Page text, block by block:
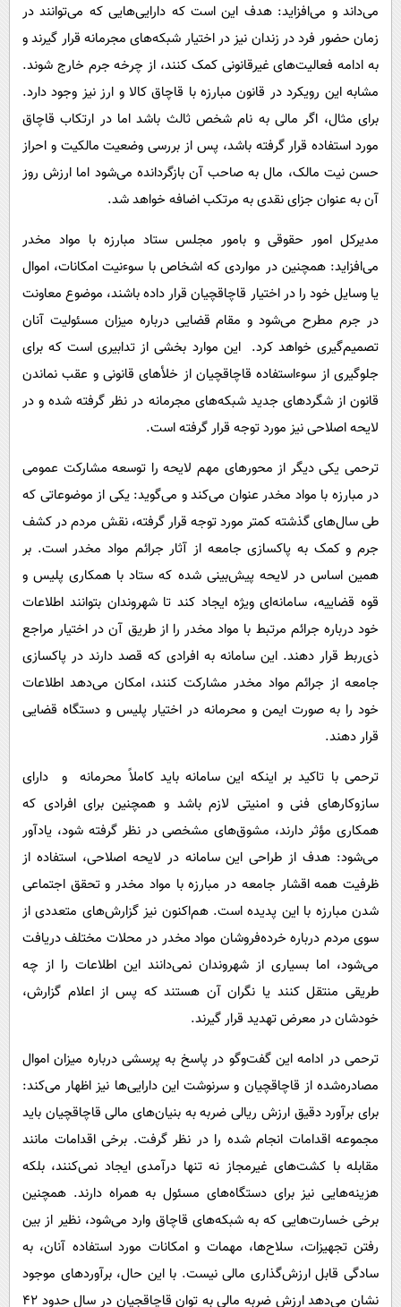
می‌داند و می‌افزاید: هدف این است که دارایی‌هایی که می‌توانند در
زمان حضور فرد در زندان نیز در اختیار شبکه‌های مجرمانه قرار گیرند و
به ادامه فعالیت‌های غیرقانونی کمک کنند، از چرخه جرم خارج شوند.
مشابه این رویکرد در قانون مبارزه با قاچاق کالا و ارز نیز وجود دارد.
برای مثال، اگر مالی به نام شخص ثالث باشد اما در ارتکاب قاچاق
مورد استفاده قرار گرفته باشد، پس از بررسی وضعیت مالکیت و احراز
حسن نیت مالک، مال به صاحب آن بازگردانده می‌شود اما ارزش روز
آن به عنوان جزای نقدی به مرتکب اضافه خواهد شد.
مدیرکل امور حقوقی و بامور مجلس ستاد مبارزه با مواد مخدر
می‌افزاید: همچنین در مواردی که اشخاص با سوءنیت امکانات، اموال
یا وسایل خود را در اختیار قاچاقچیان قرار داده باشند، موضوع معاونت
در جرم مطرح می‌شود و مقام قضایی درباره میزان مسئولیت آنان
تصمیم‌گیری خواهد کرد. این موارد بخشی از تدابیری است که برای
جلوگیری از سوءاستفاده قاچاقچیان از خلأهای قانونی و عقب نماندن
قانون از شگردهای جدید شبکه‌های مجرمانه در نظر گرفته شده و در
لایحه اصلاحی نیز مورد توجه قرار گرفته است.
ترحمی یکی دیگر از محورهای مهم لایحه را توسعه مشارکت عمومی
در مبارزه با مواد مخدر عنوان می‌کند و می‌گوید: یکی از موضوعاتی که
طی سال‌های گذشته کمتر مورد توجه قرار گرفته، نقش مردم در کشف
جرم و کمک به پاکسازی جامعه از آثار جرائم مواد مخدر است. بر
همین اساس در لایحه پیش‌بینی شده که ستاد با همکاری پلیس و
قوه قضاییه، سامانه‌ای ویژه ایجاد کند تا شهروندان بتوانند اطلاعات
خود درباره جرائم مرتبط با مواد مخدر را از طریق آن در اختیار مراجع
ذی‌ربط قرار دهند. این سامانه به افرادی که قصد دارند در پاکسازی
جامعه از جرائم مواد مخدر مشارکت کنند، امکان می‌دهد اطلاعات
خود را به صورت ایمن و محرمانه در اختیار پلیس و دستگاه قضایی
قرار دهند.
ترحمی با تاکید بر اینکه این سامانه باید کاملاً محرمانه و دارای
سازوکارهای فنی و امنیتی لازم باشد و همچنین برای افرادی که
همکاری مؤثر دارند، مشوق‌های مشخصی در نظر گرفته شود، یادآور
می‌شود: هدف از طراحی این سامانه در لایحه اصلاحی، استفاده از
ظرفیت همه اقشار جامعه در مبارزه با مواد مخدر و تحقق اجتماعی
شدن مبارزه با این پدیده است. هم‌اکنون نیز گزارش‌های متعددی از
سوی مردم درباره خرده‌فروشان مواد مخدر در محلات مختلف دریافت
می‌شود، اما بسیاری از شهروندان نمی‌دانند این اطلاعات را از چه
طریقی منتقل کنند یا نگران آن هستند که پس از اعلام گزارش،
خودشان در معرض تهدید قرار گیرند.
ترحمی در ادامه این گفت‌وگو در پاسخ به پرسشی درباره میزان اموال
مصادره‌شده از قاچاقچیان و سرنوشت این دارایی‌ها نیز اظهار می‌کند:
برای برآورد دقیق ارزش ریالی ضربه به بنیان‌های مالی قاچاقچیان باید
مجموعه اقدامات انجام شده را در نظر گرفت. برخی اقدامات مانند
مقابله با کشت‌های غیرمجاز نه تنها درآمدی ایجاد نمی‌کنند، بلکه
هزینه‌هایی نیز برای دستگاه‌های مسئول به همراه دارند. همچنین
برخی خسارت‌هایی که به شبکه‌های قاچاق وارد می‌شود، نظیر از بین
رفتن تجهیزات، سلاح‌ها، مهمات و امکانات مورد استفاده آنان، به
سادگی قابل ارزش‌گذاری مالی نیست. با این حال، برآوردهای موجود
نشان می‌دهد ارزش ضربه مالی به توان قاچاقجیان در سال حدود ۴۲